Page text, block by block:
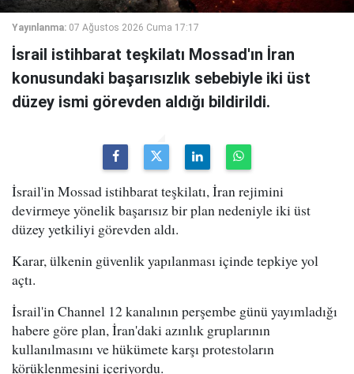
Yayınlanma: 07 Ağustos 2026 Cuma 17:17
İsrail istihbarat teşkilatı Mossad'ın İran
konusundaki başarısızlık sebebiyle iki üst
düzey ismi görevden aldığı bildirildi.
İsrail'in Mossad istihbarat teşkilatı, İran rejimini
devirmeye yönelik başarısız bir plan nedeniyle iki üst
düzey yetkiliyi görevden aldı.
Karar, ülkenin güvenlik yapılanması içinde tepkiye yol
açtı.
İsrail'in Channel 12 kanalının perşembe günü yayımladığı
habere göre plan, İran'daki azınlık gruplarının
kullanılmasını ve hükümete karşı protestoların
körüklenmesini içeriyordu.